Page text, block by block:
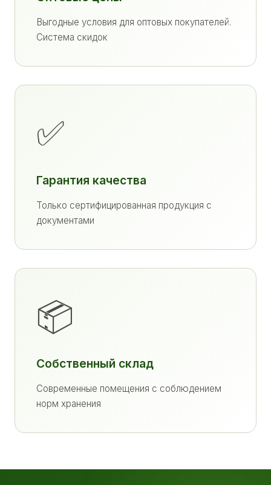
Выгодные условия для оптовых покупателей.
Система скидок
✅
Гарантия качества
Только сертифицированная продукция с
документами
📦
Собственный склад
Современные помещения с соблюдением
норм хранения